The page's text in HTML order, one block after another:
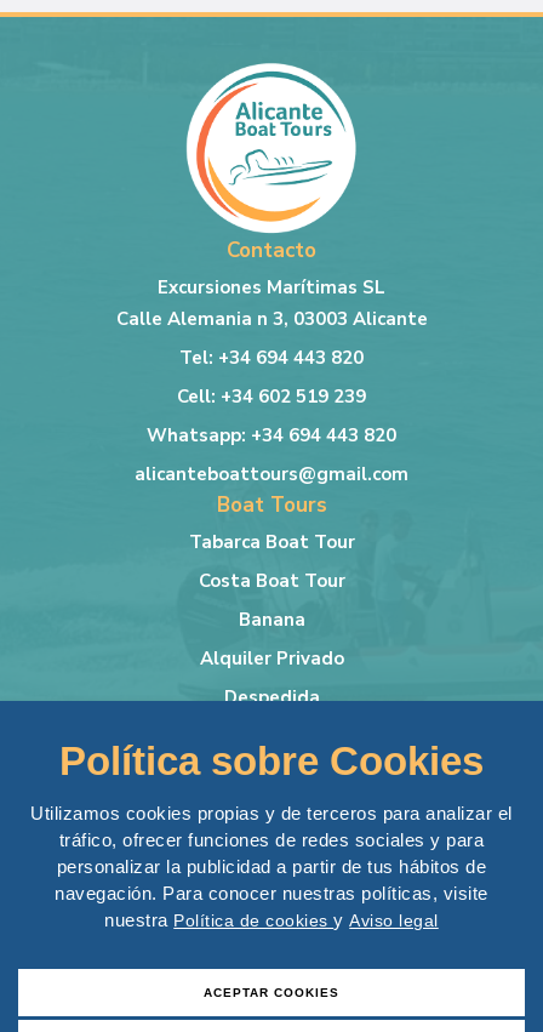
Política sobre Cookies
Utilizamos cookies propias y de terceros para analizar el
tráfico, ofrecer funciones de redes sociales y para
personalizar la publicidad a partir de tus hábitos de
navegación. Para conocer nuestras políticas, visite
nuestra Política de cookiesyAviso legal
ACEPTAR COOKIES
Contacto
Excursiones Marítimas SL
Calle Alemania n 3, 03003 Alicante
Tel: +34 694 443 820
Cell: +34 602 519 239
Whatsapp: +34 694 443 820
alicanteboattours@gmail.com
Boat Tours
Tabarca Boat Tour
Costa Boat Tour
Banana
Alquiler Privado
Despedida
Lancha
Condiciones Generales
Aviso Legal
Política de Privacidad
Política de Cookies